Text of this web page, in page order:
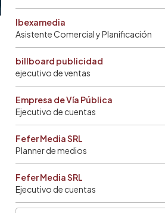
Ibexamedia
Asistente Comercial y Planificación
billboard publicidad
ejecutivo de ventas
Empresa de Vía Pública
Ejecutivo de cuentas
Fefer Media SRL
Planner de medios
Fefer Media SRL
Ejecutivo de cuentas